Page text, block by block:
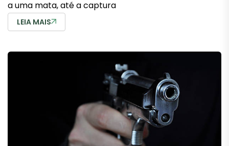
a uma mata, até a captura
LEIA MAIS